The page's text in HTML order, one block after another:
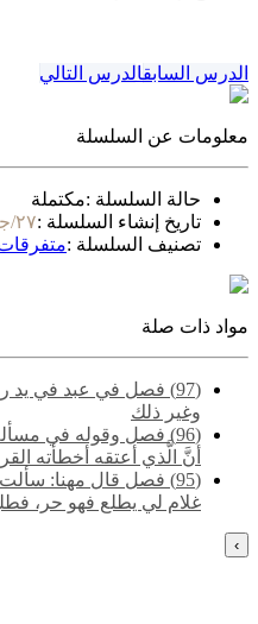
الدرس السابقالدرس التالي
معلومات عن السلسلة
حالة السلسلة :مكتملة
تاريخ إنشاء السلسلة :٢٧/جمادى الآخرة/١٤٣٩
تصنيف السلسلة :
مواد ذات صلة
(97) فصل في عبد في يد
وغير ذلك
(96) فصل وقوله في
أنَّ الَّذي أعتقه أخطأته
(95) فصل قال مهنا:
غلام لي يطلع فهو حر،
›